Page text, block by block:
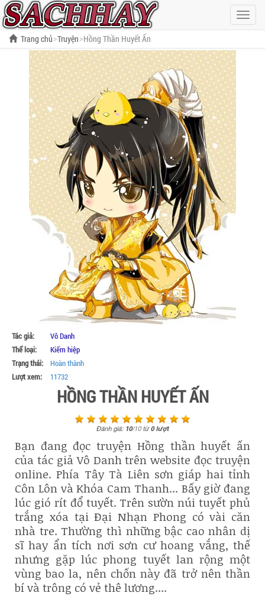
Hiện
menu
Trang chủ Truyện Hồng Thần Huyết Ấn
Tác giả:
Vô Danh
Thể loại:
Kiếm hiệp
Trạng thái:
Hoàn thành
Lượt xem:
11732
HỒNG THẦN HUYẾT ẤN
Đánh giá: 10/10từ0lượt
Bạn đang đọc truyện Hồng thần huyết ấn
của tác giả Vô Danh trên website đọc truyện
online. Phía Tây Tà Liên sơn giáp hai tỉnh
Côn Lôn và Khóa Cam Thanh... Bấy giờ đang
lúc gió rít đổ tuyết. Trên sườn núi tuyết phủ
trắng xóa tại Đại Nhạn Phong có vài căn
nhà tre. Thường thì những bậc cao nhân dị
sĩ hay ẩn tích nơi sơn cư hoang vắng, thế
nhưng gặp lúc phong tuyết lan rộng một
vùng bao la, nên chốn này đã trở nên thần
bí và trông có vẻ thê lương....